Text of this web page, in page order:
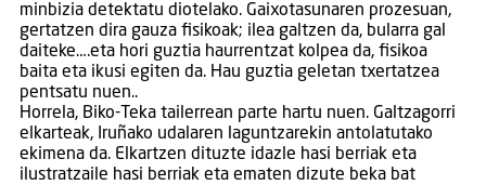
minbizia detektatu diotelako. Gaixotasunaren prozesuan,
gertatzen dira gauza fisikoak; ilea galtzen da, bularra gal
daiteke….eta hori guztia haurrentzat kolpea da, fisikoa
baita eta ikusi egiten da. Hau guztia geletan txertatzea
pentsatu nuen..
Horrela, Biko-Teka tailerrean parte hartu nuen. Galtzagorri
elkarteak, Iruñako udalaren laguntzarekin antolatutako
ekimena da. Elkartzen dituzte idazle hasi berriak eta
ilustratzaile hasi berriak eta ematen dizute beka bat